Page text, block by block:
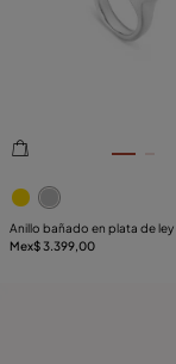
4.3de 5
Anillo bañado en plata de ley
circonita blanca mujer
Mex$ 3.399,00